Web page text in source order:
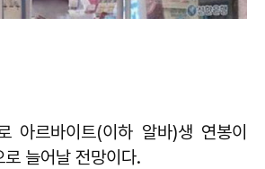
아르바이트(이하 알바)생 연봉이
늘어날 전망이다.